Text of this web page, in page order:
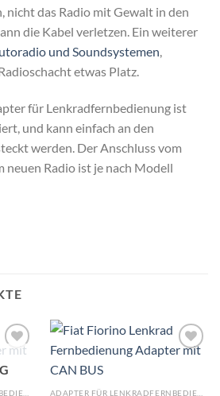
nicht das Radio mit Gewalt in den
die Kabel verletzen. Ein weiterer
und Soundsystemen
etwas Platz.
für Lenkradfernbedienung ist
und kann einfach an den
werden. Der Anschluss vom
neuen Radio ist je nach Modell